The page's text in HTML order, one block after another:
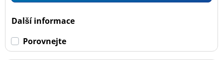
Další informace
Porovnejte